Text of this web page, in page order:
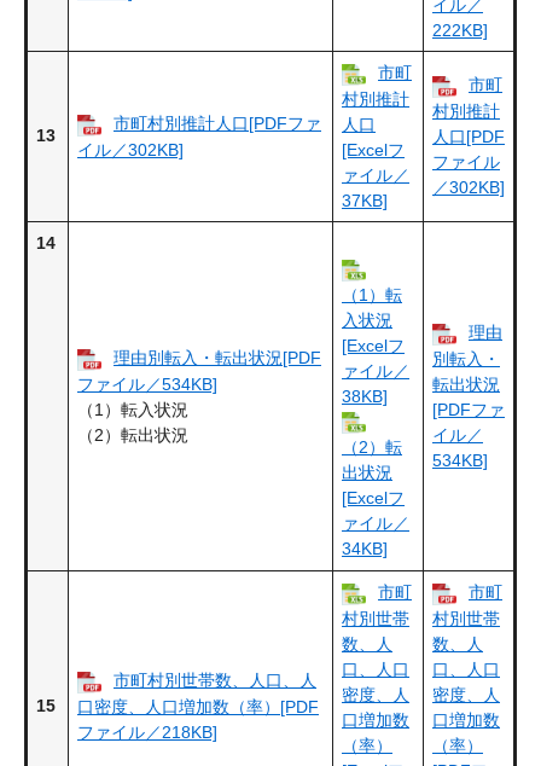
イル／
222KB]
13
市町村別推計人口[PDFファ
イル／302KB]
市町
村別推計
人口
[Excelフ
ァイル／
37KB]
市町
村別推計
人口[PDF
ファイル
／302KB]
14
理由別転入・転出状況[PDF
ファイル／534KB]
（1）転入状況
（2）転出状況
（1）転
入状況
[Excelフ
ァイル／
38KB]
（2）転
出状況
[Excelフ
ァイル／
34KB]
理由
別転入・
転出状況
[PDFファ
イル／
534KB]
15
市町村別世帯数、人口、人
口密度、人口増加数（率）[PDF
ファイル／218KB]
市町
村別世帯
数、人
口、人口
密度、人
口増加数
（率）
市町
村別世帯
数、人
口、人口
密度、人
口増加数
（率）